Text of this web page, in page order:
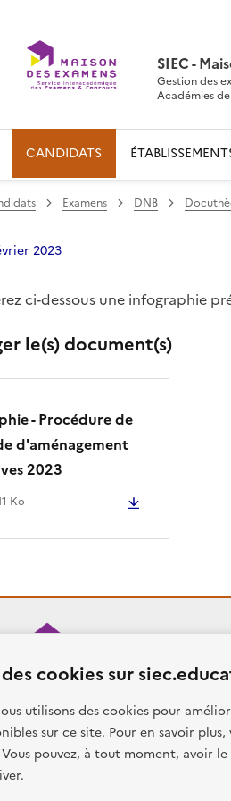
cookies sur
utilisons des cookies pour
sur ce site. Pour en savoir
Vous pouvez, à tout moment, avoir
SIEC -
Gestion des
Académies
CANDIDATS
Examens DNB
sur Facebook
Partager sur Twitter
Partager sur LinkedIn
Partager par
2023
ci-dessous une infographie
le(s) document(s)
- Procédure de
d'aménagement
2023
Ko
Presse Accessibilité Mentions
tous les contenus de ce site sont sous